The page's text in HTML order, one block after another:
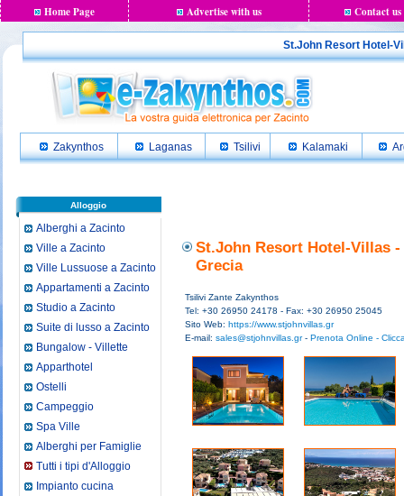
Home Page Advertise with us Contact us
St.John Resort Hotel-
Zakynthos Laganas Tsilivi Kalamaki
Alloggio
Alberghi a Zacinto
Ville a Zacinto
Ville Lussuose a Zacinto
Appartamenti a Zacinto
Studio a Zacinto
Suite di lusso a Zacinto
Bungalow - Villette
Apparthotel
Ostelli
Campeggio
Spa Ville
Alberghi per Famiglie
Tutti i tipi d'Alloggio
Impianto cucina
St.John Resort Hotel-Villas
Grecia
Tsilivi Zante Zakynthos
Tel: +30 26950 24178 - Fax: +30 26950 25045
Sito Web: https://www.stjohnvillas.gr
E-mail: sales@stjohnvillas.gr- Prenota Online -